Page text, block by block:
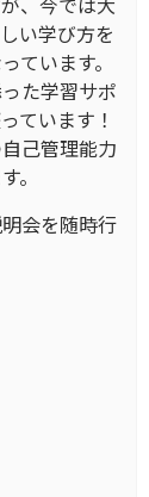
い学び方を
ています。
た学習サポ
ています！
己管理能力
。
会を随時行